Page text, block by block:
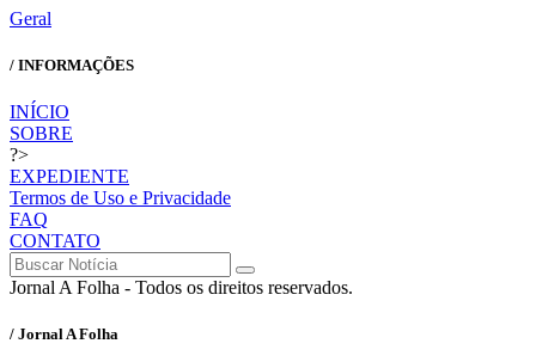
Geral
/ INFORMAÇÕES
INÍCIO
SOBRE
?>
EXPEDIENTE
Termos de Uso e Privacidade
FAQ
CONTATO
Jornal A Folha - Todos os direitos reservados.
/ Jornal A Folha